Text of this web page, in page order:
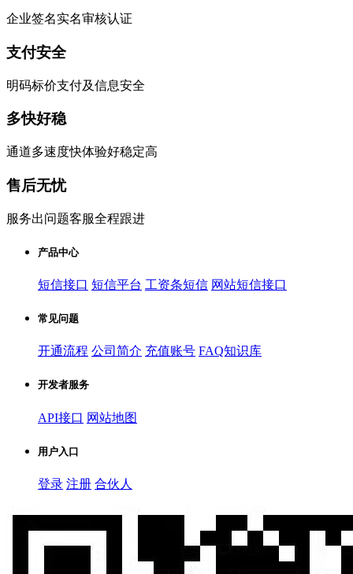
企业签名实名审核认证
支付安全
明码标价支付及信息安全
多快好稳
通道多速度快体验好稳定高
售后无忧
服务出问题客服全程跟进
产品中心
短信接口 短信平台 工资条短信 网站短信接口
常见问题
开通流程 公司简介 充值账号 FAQ知识库
开发者服务
API接口 网站地图
用户入口
登录 注册 合伙人